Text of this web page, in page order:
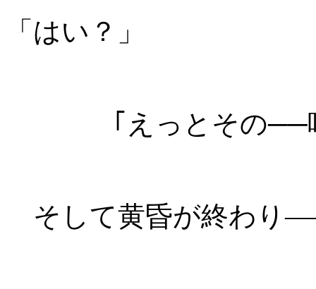
「はい？」
｢えっとその
そして黄昏が終わり